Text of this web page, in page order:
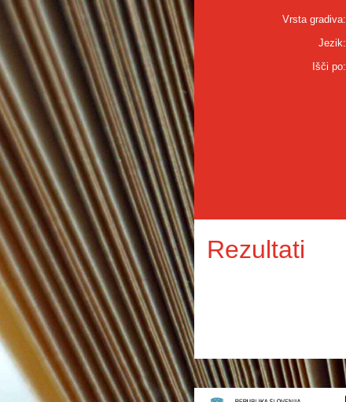
Vrsta gradiva:
Jezik:
Išči po:
Rezultati